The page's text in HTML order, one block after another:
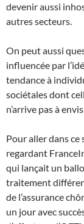
devenir aussi
autres secteurs.
On peut aussi
influencée par
tendance à
sociétales dont
n’arrive pas à
Pour aller dans ce
regardant
qui lançait un
traitement
de l’assurance
un jour avec